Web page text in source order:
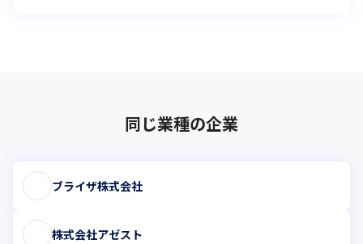
同じ業種の企業
ブライザ株式会社
株式会社アゼスト